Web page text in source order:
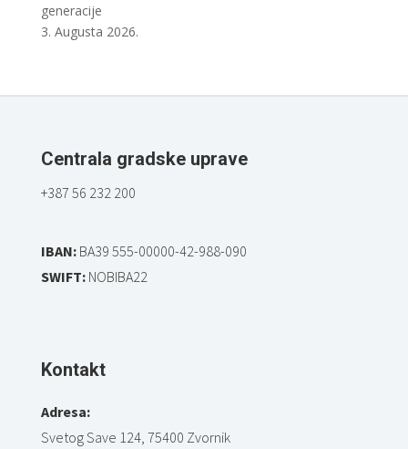
generacije
3. Augusta 2026.
Centrala gradske uprave
+387 56 232 200
IBAN:BA39 555-00000-42-988-090
SWIFT:NOBIBA22
Kontakt
Adresa:
Svetog Save 124, 75400 Zvornik